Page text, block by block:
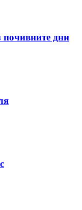
почивните дни